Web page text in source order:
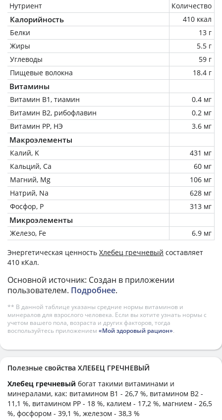
Нутриент
Количество
Калорийность
410 ккал
Белки
13 г
Жиры
5.5 г
Углеводы
59 г
Пищевые волокна
18.4 г
Витамины
Витамин В1, тиамин
0.4 мг
Витамин В2, рибофлавин
0.2 мг
Витамин РР, НЭ
3.6 мг
Макроэлементы
Калий, K
431 мг
Кальций, Ca
60 мг
Магний, Mg
106 мг
Натрий, Na
628 мг
Фосфор, P
313 мг
Микроэлементы
Железо, Fe 6.9 мг
Энергетическая ценность Хлебец гречневый составляет
410 кКал.
Основной источник: Создан в приложении
пользователем. Подробнее.
** В данной таблице указаны средние нормы витаминов и
минералов для взрослого человека. Если вы хотите узнать нормы с
учетом вашего пола, возраста и других факторов, тогда
воспользуйтесь приложением «Мой здоровый рацион».
Полезные свойства ХЛЕБЕЦ ГРЕЧНЕВЫЙ
Хлебец гречневый богат такими витаминами и
минералами, как: витамином B1 - 26,7 %, витамином B2 -
11,1 %, витамином PP - 18 %, калием - 17,2 %, магнием - 26,5
%, фосфором - 39,1 %, железом - 38,3 %